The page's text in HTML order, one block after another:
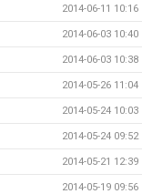
2014-06-11 10:16
2014-06-03 10:40
2014-06-03 10:38
2014-05-26 11:04
2014-05-24 10:03
2014-05-24 09:52
2014-05-21 12:39
2014-05-19 09:56